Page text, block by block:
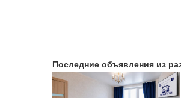
Последние объявления из